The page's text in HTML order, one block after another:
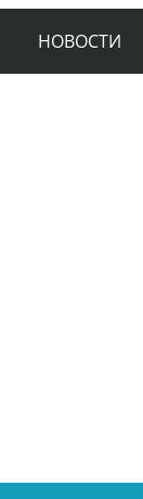
НОВОСТИ